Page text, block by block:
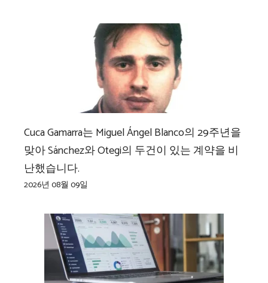
Cuca Gamarra는 Miguel Ángel Blanco의 29주년을
맞아 Sánchez와 Otegi의 두건이 있는 계약을 비
난했습니다.
2026년 08월 09일